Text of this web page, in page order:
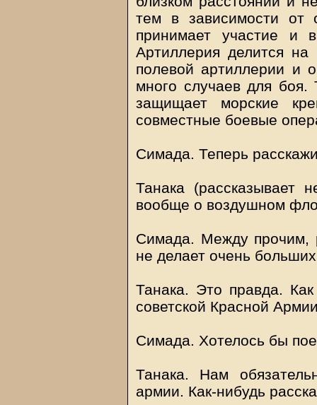
тем в зависимости от
принимает участие
Артиллерия делится
полевой артиллерии и
много случаев для боя.
защищает морские
совместные боевые
Симада. Теперь
Танака (рассказывает
вообще о воздушном
Симада. Между прочим,
не делает очень
Танака. Это правда.
советской Красной
Симада. Хотелось бы
Танака. Нам
армии. Как-нибудь